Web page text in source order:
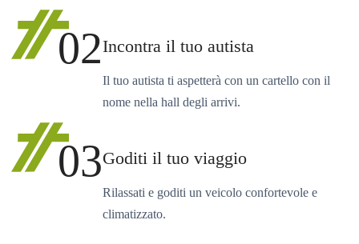
02Incontra il tuo autista
Il tuo autista ti aspetterà con un cartello con il
nome nella hall degli arrivi.
03Goditi il tuo viaggio
Rilassati e goditi un veicolo confortevole e
climatizzato.